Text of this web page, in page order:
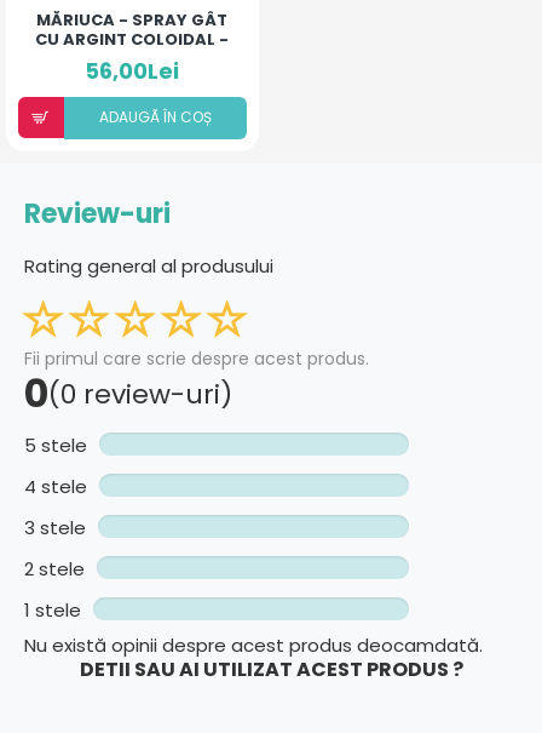
MĂRIUCA - SPRAY GÂT
CU ARGINT COLOIDAL -
LACTOFERINĂ
56,00Lei
ADAUGÃ ÎN COȘ
Review-uri
Rating general al produsului
Fii primul care scrie despre acest produs.
0(0 review-uri)
5 stele
4 stele
3 stele
2 stele
1 stele
Nu există opinii despre acest produs deocamdată.
DETII SAU AI UTILIZAT ACEST PRODUS ?